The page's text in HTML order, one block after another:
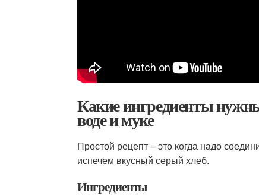
Какие ингредиенты
воде и муке
Простой рецепт – это когда надо
испечем вкусный серый хлеб.
Ингредиенты